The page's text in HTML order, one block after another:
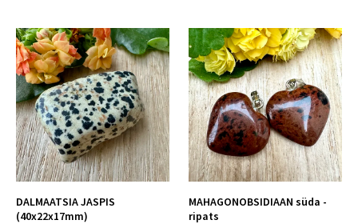
DALMAATSIA JASPIS
(40x22x17mm)
MAHAGONOBSIDIAAN süda -
ripats